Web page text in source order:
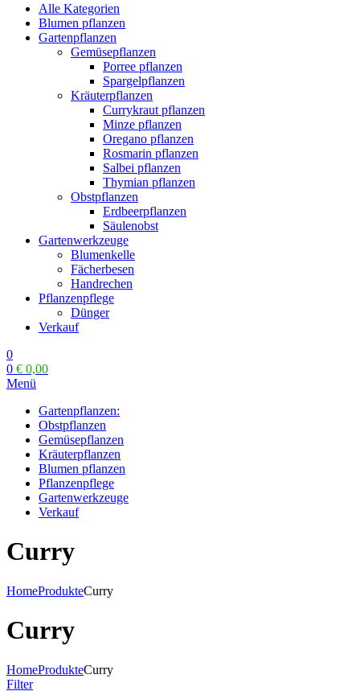
Alle Kategorien
Blumen pflanzen
Gartenpflanzen
Gemüsepflanzen
Porree pflanzen
Spargelpflanzen
Kräuterpflanzen
Currykraut pflanzen
Minze pflanzen
Oregano pflanzen
Rosmarin pflanzen
Salbei pflanzen
Thymian pflanzen
Obstpflanzen
Erdbeerpflanzen
Säulenobst
Gartenwerkzeuge
Blumenkelle
Fächerbesen
Handrechen
Pflanzenpflege
Dünger
Verkauf
0
0 € 0,00
Menü
Gartenpflanzen:
Obstpflanzen
Gemüsepflanzen
Kräuterpflanzen
Blumen pflanzen
Pflanzenpflege
Gartenwerkzeuge
Verkauf
Curry
HomeProdukteCurry
Curry
HomeProdukteCurry
Filter